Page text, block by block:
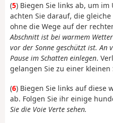
(5) Biegen Sie links ab, um
achten Sie darauf, die
ohne die Wege auf der
Abschnitt ist bei warmem
vor der Sonne geschützt ist. An
Pause im Schatten einlegen.
gelangen Sie zu einer kleinen
(6) Biegen Sie links auf diese
ab. Folgen Sie ihr einige
Sie die Voie Verte sehen.